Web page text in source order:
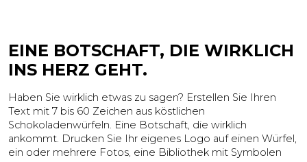
EINE BOTSCHAFT, DIE WIRKLICH
INS HERZ GEHT.
Haben Sie wirklich etwas zu sagen? Erstellen Sie Ihren
Text mit 7 bis 60 Zeichen aus köstlichen
Schokoladenwürfeln. Eine Botschaft, die wirklich
ankommt. Drucken Sie Ihr eigenes Logo auf einen Würfel,
ein oder mehrere Fotos, eine Bibliothek mit Symbolen